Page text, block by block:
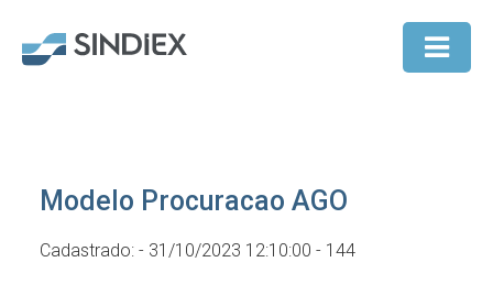
Modelo Procuracao AGO
Cadastrado: - 31/10/2023 12:10:00 - 144